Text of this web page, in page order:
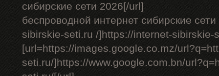
сибирские сети 2026[/url]
беспроводной интернет сибирские
sibirskie-seti.ru /]https://internet-sibirskie-
[url=https://images.google.co.mz/
seti.ru/]https://www.google.com.bn/